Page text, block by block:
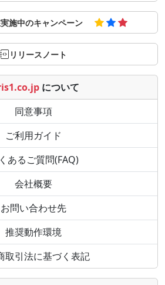
施中のキャンペーン
リリースノート
について
同意事項
ご利用ガイド
あるご質問(FAQ)
会社概要
お問い合わせ先
推奨動作環境
取引法に基づく表記